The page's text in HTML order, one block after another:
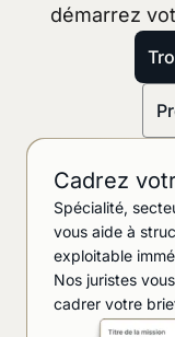
Cadrez
Spécialité,
vous aide à
exploitable
Nos juristes
cadrer votre
démarrez